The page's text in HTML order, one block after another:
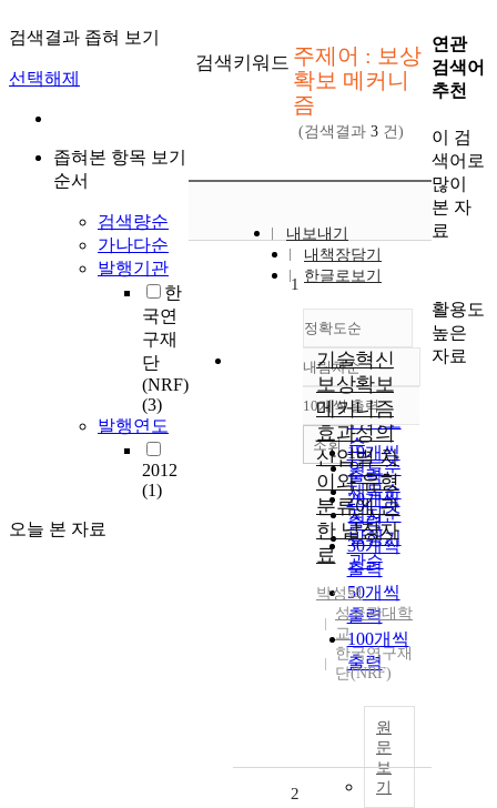
검색결과 좁혀 보기
선택해제
좁혀본 항목 보기
순서
검색량순
가나다순
발행기관
한
국연
구재
단
(NRF)
(3)
발행연도
2012
(1)
오늘 본 자료
검색키워드 주제어 : 보상
확보 메커니
즘
(검색결과 3 건)
내보내기
내책장담기
한글로보기
정확도순
정확도
순
인기도
순
연도순
제목순
저자순
발행기
관순
내림차순
내림차순
10개씩 출력
10개씩
출력
20개씩
출력
30개씩
출력
50개씩
출력
100개씩
출력
조회
1
기술혁신
보상확보
메커니즘
효과성의
산업별 차
이와 유형
분류에 관
한 낱장자
료
박성택
성균관대학
교
한국연구재
단(NRF)
원
문
보
기
2
연관
검색어
추천
이 검
색어로
많이
본 자
료
활용도
높은
자료